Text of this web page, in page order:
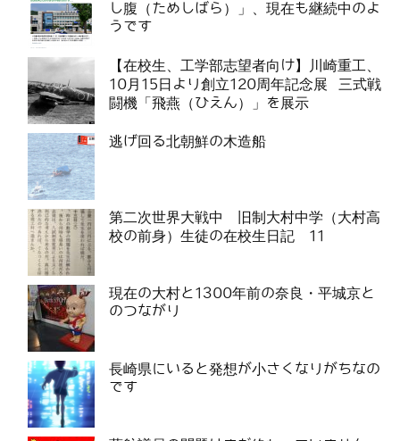
し腹（ためしばら）」、現在も継続中のよ
うです
【在校生、工学部志望者向け】川崎重工、
10月15日より創立120周年記念展 三式戦
闘機「飛燕（ひえん）」を展示
逃げ回る北朝鮮の木造船
第二次世界大戦中 旧制大村中学（大村高
校の前身）生徒の在校生日記 11
現在の大村と1300年前の奈良・平城京と
のつながり
長崎県にいると発想が小さくなりがちなの
です